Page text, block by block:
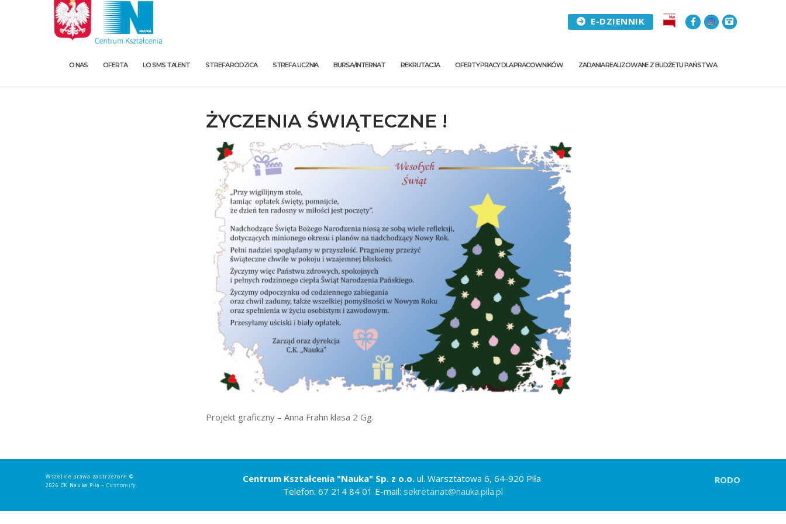
E-DZIENNIK
O NAS OFERTA LO SMS TALENT STREFA RODZICA STREFA UCZNIA BURSA/INTERNAT REKRUTACJA OFERTY PRACY DLA PRACOWNIKÓW ZADANIA REALIZOWANE Z BUDŻETU PAŃSTWA
LO SMS Talent
Strefa rodzica
Strefa ucznia
Bursa/Internat
Oferty pracy dla pracowników
Zadania realizowane z budżetu państwa
ŻYCZENIA ŚWIĄTECZNE !
Projekt graficzny – Anna Frahn klasa 2 Gg.
Wszelkie prawa zastrzeżone ©
2026 CK Nauka Piła – Customify.
Centrum Kształcenia "Nauka" Sp. z o.o. ul. Warsztatowa 6, 64-920 Piła
Telefon: 67 214 84 01 E-mail: sekretariat@nauka.pila.pl
RODO